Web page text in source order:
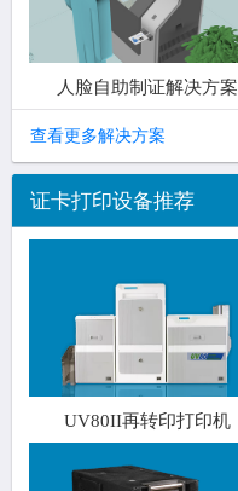
人脸自助制证解决方案
查看更多解决方案
证卡打印设备推荐
UV80II再转印打印机